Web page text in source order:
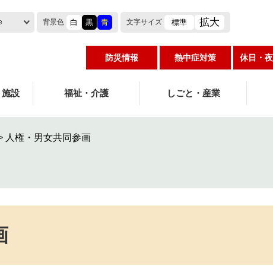
背景色 白 黒 青 文字サイズ 標準 拡大
防災情報 熱中症対策 休日・
設 福祉・介護 しごと・産業
人権・男女共同参画